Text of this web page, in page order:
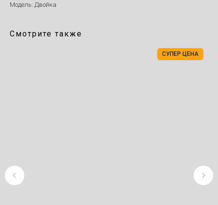
Модель: Двойка
Смотрите также
СУПЕР ЦЕНА